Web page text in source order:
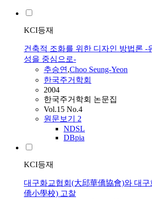
KCI등재
건축적 조화를 위한 디자인 방법론 -
성을 중심으로-
추승연,Choo Seung-Yeon
한국주거학회
2004
한국주거학회 논문집
Vol.15 No.4
원문보기 2
NDSL
DBpia
KCI등재
대구화교협회(大邱華僑協會)와 대
僑小學校) 고찰